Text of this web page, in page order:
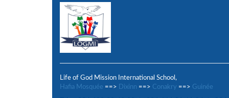
Life of God Mission International School,
Hafia Mosquée ==> Dixinn ==> Conakry ==> Guinée